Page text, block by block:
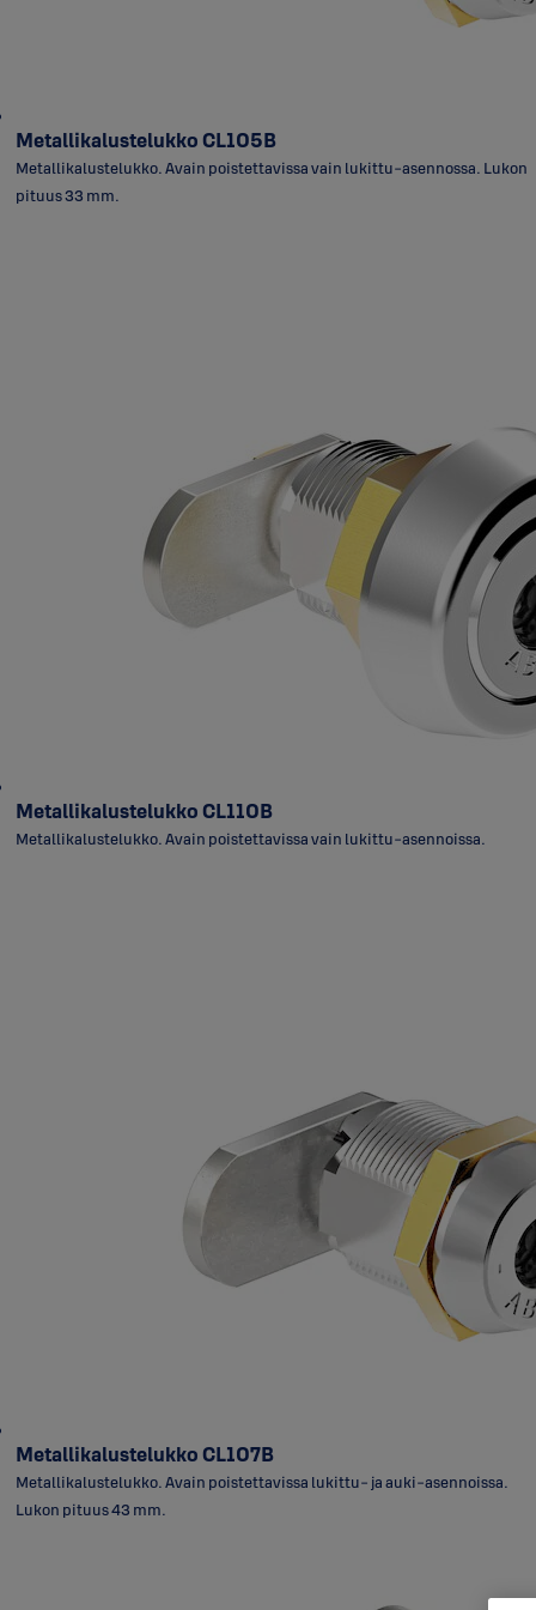
Metallikalustelukko CL105B
Metallikalustelukko. Avain poistettavissa vain lukittu-asennossa. Lukon
pituus 33 mm.
Metallikalustelukko CL110B
Metallikalustelukko. Avain poistettavissa vain lukittu-asennoissa.
Metallikalustelukko CL107B
Metallikalustelukko. Avain poistettavissa lukittu- ja auki-asennoissa.
Lukon pituus 43 mm.